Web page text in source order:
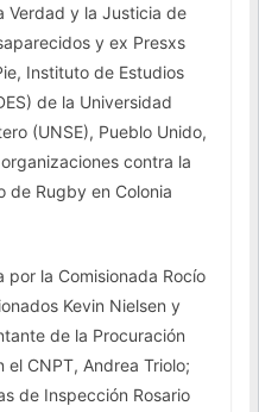
Verdad y la Justicia de
y ex Presxs
Instituto de Estudios
de la Universidad
(UNSE), Pueblo Unido,
contra la
de Rugby en Colonia
la Comisionada Rocío
Kevin Nielsen y
de la Procuración
CNPT, Andrea Triolo;
de Inspección Rosario